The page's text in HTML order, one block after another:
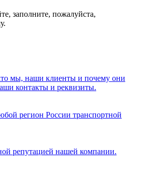
заполните, пожалуйста,
мы, наши клиенты и почему они
контакты и реквизиты.
регион России транспортной
репутацией нашей компании.